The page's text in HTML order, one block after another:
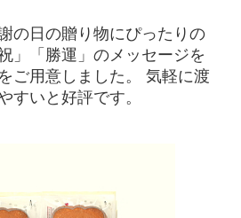
の日の贈り物にぴったりの
」「勝運」のメッセージを
ご用意しました。 気軽に渡
すいと好評です。